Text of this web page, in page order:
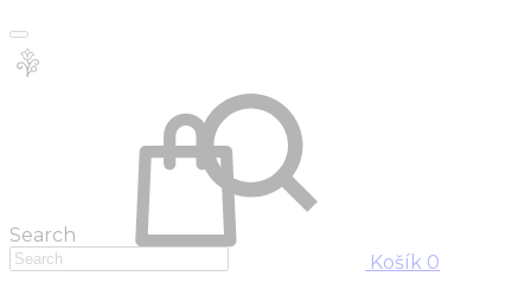
Košík 0
Search